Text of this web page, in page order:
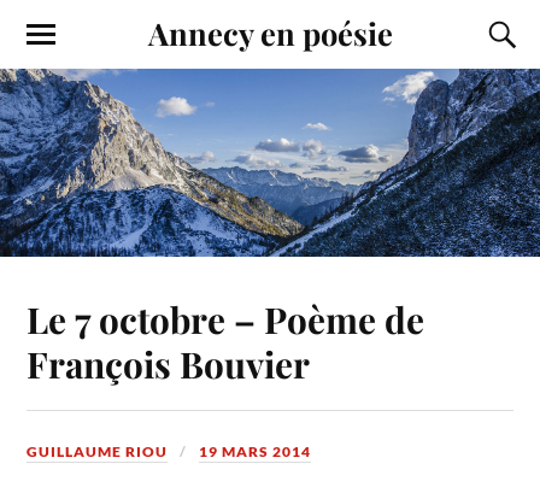
Annecy en poésie
Le 7 octobre – Poème de
François Bouvier
GUILLAUME RIOU 19 MARS 2014